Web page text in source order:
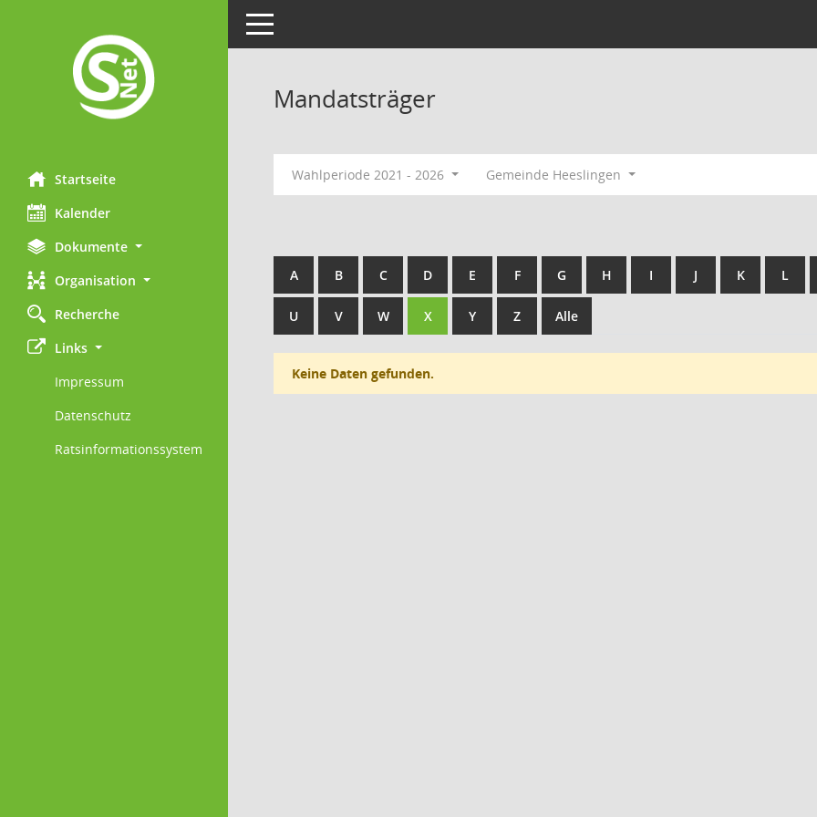
Startseite
Kalender
Dokumente
Organisation
Recherche
Links
Impressum
Datenschutz
Ratsinformationssystem
Toggle navigation
Mandatsträger
Wahlperiode 2021 - 2026 Gemeinde Heeslingen
A B C D E F G H I J K L
U V W X Y Z Alle
Keine Daten gefunden.